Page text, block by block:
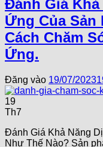
Đánh Giá
Ứng Của Sản
Cách Chăm
Ứng.
Đăng vào 19/07/2023
19
Th7
Đánh Giá Khả Năng
Như Thế Nào? Sản